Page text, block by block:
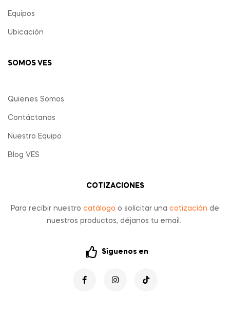
Equipos
Ubicación
SOMOS VES
Quienes Somos
Contáctanos
Nuestro Equipo
Blog VES
COTIZACIONES
Para recibir nuestro catálogo o solicitar una cotización de
nuestros productos, déjanos tu email.
Síguenos en